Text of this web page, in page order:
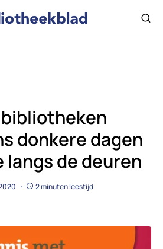
donkere dagen
langs de deuren
2 minuten leestijd